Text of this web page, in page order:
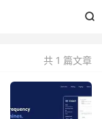

共 1 篇文章